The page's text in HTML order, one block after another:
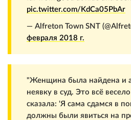
pic.twitter.com/KdCa05PbAr
— Alfreton Town SNT
февраля 2018 г.
"Женщина была найдена и
неявку в суд. Это всё
сказала: 'Я сама сдамся в
должны были явиться на